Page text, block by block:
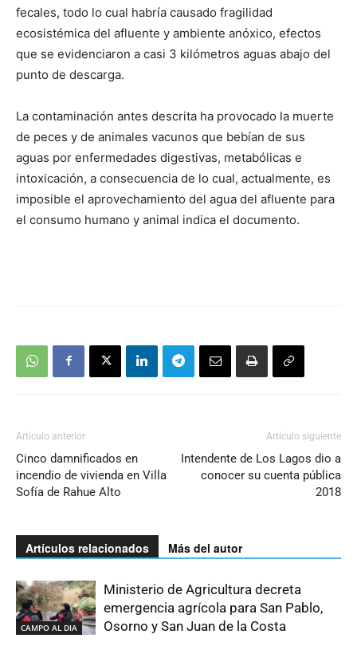
fecales, todo lo cual habría causado fragilidad
ecosistémica del afluente y ambiente anóxico, efectos
que se evidenciaron a casi 3 kilómetros aguas abajo del
punto de descarga.
La contaminación antes descrita ha provocado la muerte
de peces y de animales vacunos que bebían de sus
aguas por enfermedades digestivas, metabólicas e
intoxicación, a consecuencia de lo cual, actualmente, es
imposible el aprovechamiento del agua del afluente para
el consumo humano y animal indica el documento.
Artículo anterior
Cinco damnificados en
incendio de vivienda en Villa
Sofía de Rahue Alto
Artículo siguiente
Intendente de Los Lagos dio a
conocer su cuenta pública
2018
Artículos relacionados Más del autor
CAMPO AL DIA
Ministerio de Agricultura decreta
emergencia agrícola para San Pablo,
Osorno y San Juan de la Costa